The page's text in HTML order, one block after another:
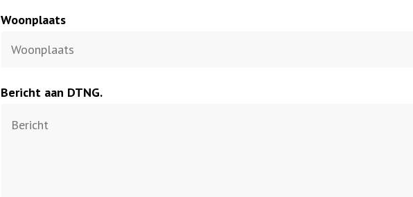
Woonplaats
Bericht aan DTNG.